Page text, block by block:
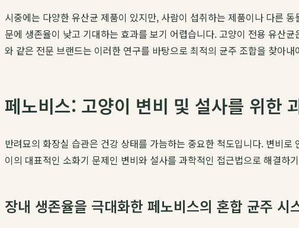
시중에는 다양한 유산균 제품이 있지만, 사람이 섭취하는 제품이나 다른
문에 생존율이 낮고 기대하는 효과를 보기 어렵습니다. 고양이 전용 유산
와 같은 전문 브랜드는 이러한 연구를 바탕으로 최적의 균주 조합을 찾아
페노비스: 고양이 변비 및 설사를 위한
반려묘의 화장실 습관은 건강 상태를 가늠하는 중요한 척도입니다. 변비
이의 대표적인 소화기 문제인 변비와 설사를 과학적인 접근법으로 해결
장내 생존율을 극대화한 페노비스의 혼합 균주 시